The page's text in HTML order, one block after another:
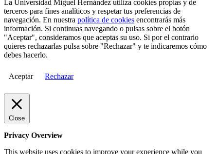
La Universidad Miguel Hernández utiliza cookies propias y de
terceros para fines analíticos y respetar tus preferencias de
navegación. En nuestra política de cookies encontrarás más
información. Si continuas navegando o pulsas sobre el botón
"Aceptar", consideramos que aceptas su uso. Si por el contrario
quieres rechazarlas pulsa sobre "Rechazar" y te indicaremos cómo
debes hacerlo.
Aceptar Rechazar
Close
Privacy Overview
This website uses cookies to improve your experience while you